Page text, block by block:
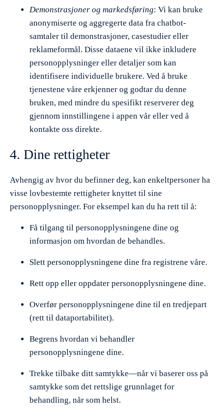
Demonstrasjoner og markedsføring: Vi kan bruke
anonymiserte og aggregerte data fra chatbot-
samtaler til demonstrasjoner, casestudier eller
reklameformål. Disse dataene vil ikke inkludere
personopplysninger eller detaljer som kan
identifisere individuelle brukere. Ved å bruke
tjenestene våre erkjenner og godtar du denne
bruken, med mindre du spesifikt reserverer deg
gjennom innstillingene i appen vår eller ved å
kontakte oss direkte.
4. Dine rettigheter
Avhengig av hvor du befinner deg, kan enkeltpersoner ha
visse lovbestemte rettigheter knyttet til sine
personopplysninger. For eksempel kan du ha rett til å:
Få tilgang til personopplysningene dine og
informasjon om hvordan de behandles.
Slett personopplysningene dine fra registrene våre.
Rett opp eller oppdater personopplysningene dine.
Overfør personopplysningene dine til en tredjepart
(rett til dataportabilitet).
Begrens hvordan vi behandler
personopplysningene dine.
Trekke tilbake ditt samtykke—når vi baserer oss på
samtykke som det rettslige grunnlaget for
behandling, når som helst.